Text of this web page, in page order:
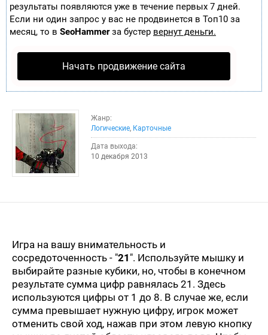
результаты появляются уже в течение первых 7 дней.
Если ни один запрос у вас не продвинется в Топ10 за
месяц, то в SeoHammerза бустер вернут деньги.
Начать продвижение сайта
Жанр:
Логические, Карточные
Дата выхода:
10 декабря 2013
Игра на вашу внимательность и
сосредоточенность - "21 ". Используйте мышку и
выбирайте разные кубики, но, чтобы в конечном
результате сумма цифр равнялась 21. Здесь
используются цифры от 1 до 8. В случае же, если
сумма превышает нужную цифру, игрок может
отменить свой ход, нажав при этом левую кнопку